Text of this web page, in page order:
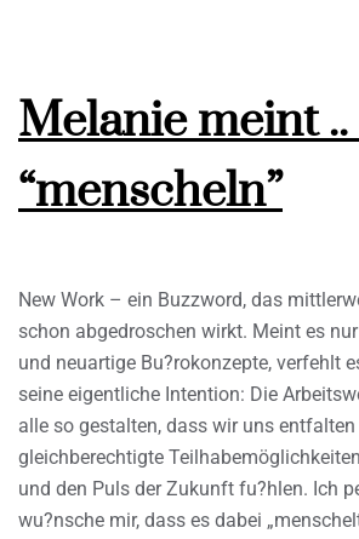
Melanie meint ..
“menscheln”
New Work – ein Buzzword, das
schon abgedroschen wirkt. Meint es
und neuartige Bu?rokonzepte, verfehlt
seine eigentliche Intention: Die
alle so gestalten, dass wir uns entfalten
gleichberechtigte
und den Puls der Zukunft fu?hlen. Ich
wu?nsche mir, dass es dabei